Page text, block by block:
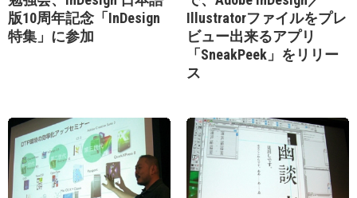
版10周年記念「InDesign
特集」に参加
Illustratorファイルをプレ
ビュー出来るアプリ
「SneakPeek」をリリー
ス